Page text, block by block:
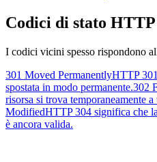
Codici di stato
I codici vicini spesso rispondono
301 Moved PermanentlyHTTP
spostata in modo permanente.302
risorsa si trova temporaneamente
ModifiedHTTP 304 significa che
è ancora valida.